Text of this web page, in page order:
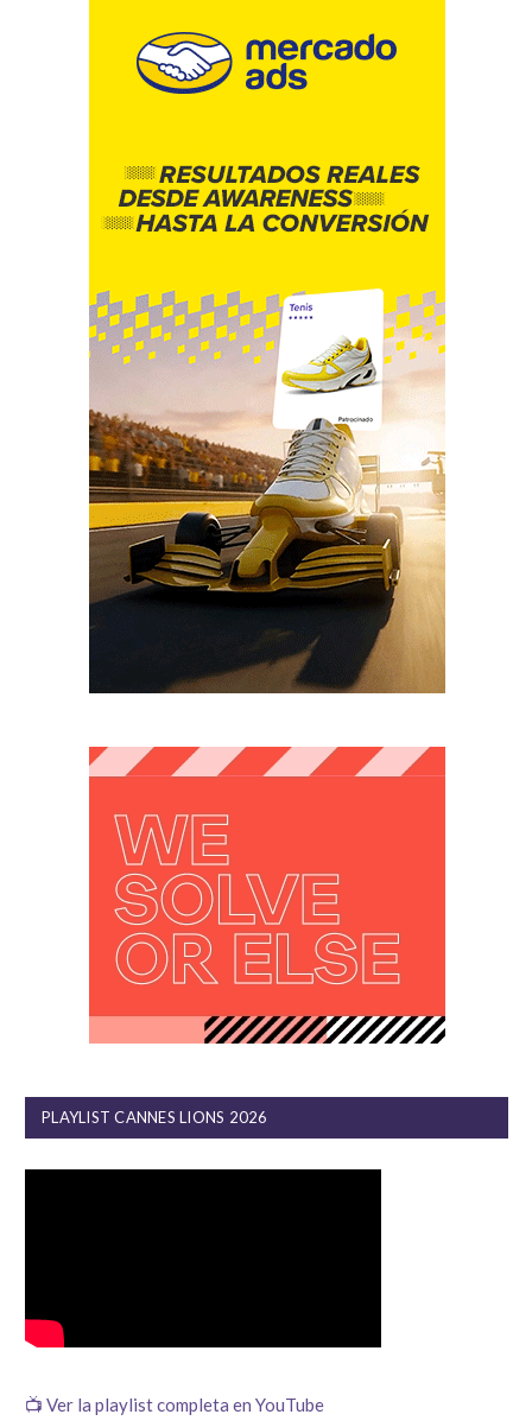
PLAYLIST CANNES LIONS 2026
📺 Ver la playlist completa en YouTube